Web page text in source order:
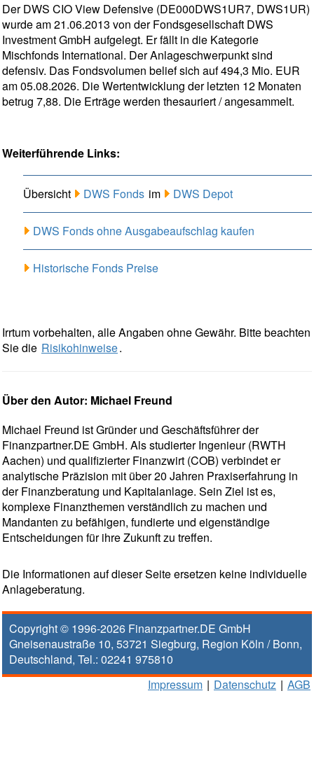
Der DWS CIO View Defensive (DE000DWS1UR7, DWS1UR)
wurde am 21.06.2013 von der Fondsgesellschaft DWS
Investment GmbH aufgelegt. Er fällt in die Kategorie
Mischfonds International. Der Anlageschwerpunkt sind
defensiv. Das Fondsvolumen belief sich auf 494,3 Mio. EUR
am 05.08.2026. Die Wertentwicklung der letzten 12 Monaten
betrug 7,88. Die Erträge werden thesauriert / angesammelt.
Weiterführende Links:
Übersicht DWS Fonds im DWS Depot
DWS Fonds ohne Ausgabeaufschlag kaufen
Historische Fonds Preise
Irrtum vorbehalten, alle Angaben ohne Gewähr. Bitte beachten
Sie die Risikohinweise.
Über den Autor: Michael Freund
Michael Freund ist Gründer und Geschäftsführer der
Finanzpartner.DE GmbH. Als studierter Ingenieur (RWTH
Aachen) und qualifizierter Finanzwirt (COB) verbindet er
analytische Präzision mit über 20 Jahren Praxiserfahrung in
der Finanzberatung und Kapitalanlage. Sein Ziel ist es,
komplexe Finanzthemen verständlich zu machen und
Mandanten zu befähigen, fundierte und eigenständige
Entscheidungen für ihre Zukunft zu treffen.
Die Informationen auf dieser Seite ersetzen keine individuelle
Anlageberatung.
Copyright © 1996-2026 Finanzpartner.DE GmbH
Gneisenaustraße 10, 53721 Siegburg, Region Köln / Bonn,
Deutschland, Tel.: 02241 975810
Impressum | Datenschutz | AGB